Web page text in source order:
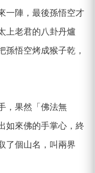
一陣，最後孫悟空才
上老君的八卦丹爐
孫悟空烤成猴子乾，
，果然「佛法無
如來佛的手掌心，終
了個山名，叫兩界